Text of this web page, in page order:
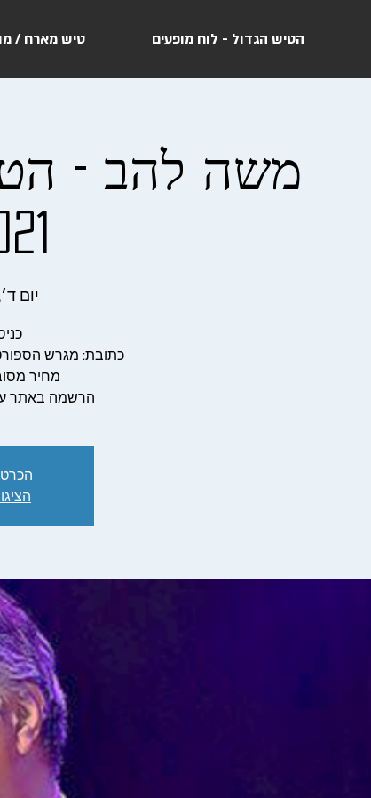
הטיש הגדול - לוח מופעים טיש מארח /
משה להב -
יום ד׳, 21 ביולי
הרשמה באתר עפרה או